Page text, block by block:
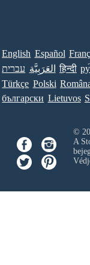
English Español
עברית العَرَبِيَّة हिन्दी
Türkçe Polski
български Lietuvos
©
A